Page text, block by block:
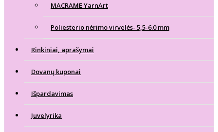
MACRAME YarnArt
Poliesterio nėrimo virvelės- 5,5-6.0 mm
Rinkiniai, aprašymai
Dovanų kuponai
Išpardavimas
Juvelyrika